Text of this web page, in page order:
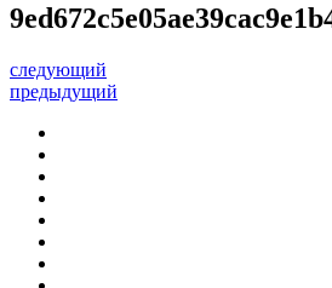
следующий
предыдущий